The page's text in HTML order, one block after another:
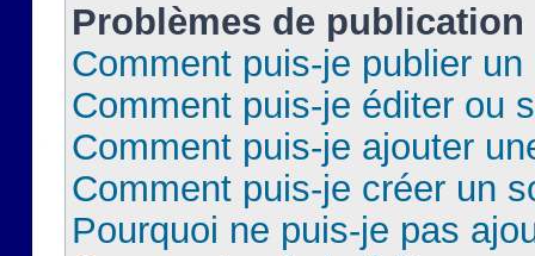
Problèmes de publication
Comment puis-je publier
Comment puis-je éditer ou
Comment puis-je ajouter
Comment puis-je créer un
Pourquoi ne puis-je pas